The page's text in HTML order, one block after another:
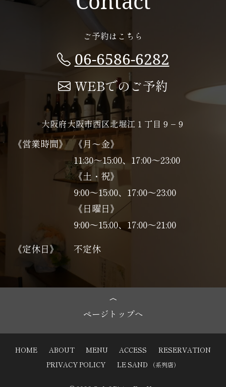
ご予約はこちら
06-6586-6282
WEBでのご予約
大阪府大阪市西区北堀江１丁目９−９
《営業時間》 《月～金》
11:30～15:00、17:00～23:00
《土・祝》
9:00～15:00、17:00〜23:00
《日曜日》
9:00～15:00、17:00〜21:00
《定休日》
不定休
ページトップへ
HOME ABOUT MENU ACCESS
RESERVATION
PRIVACY POLICY
LE SAND （系列店）